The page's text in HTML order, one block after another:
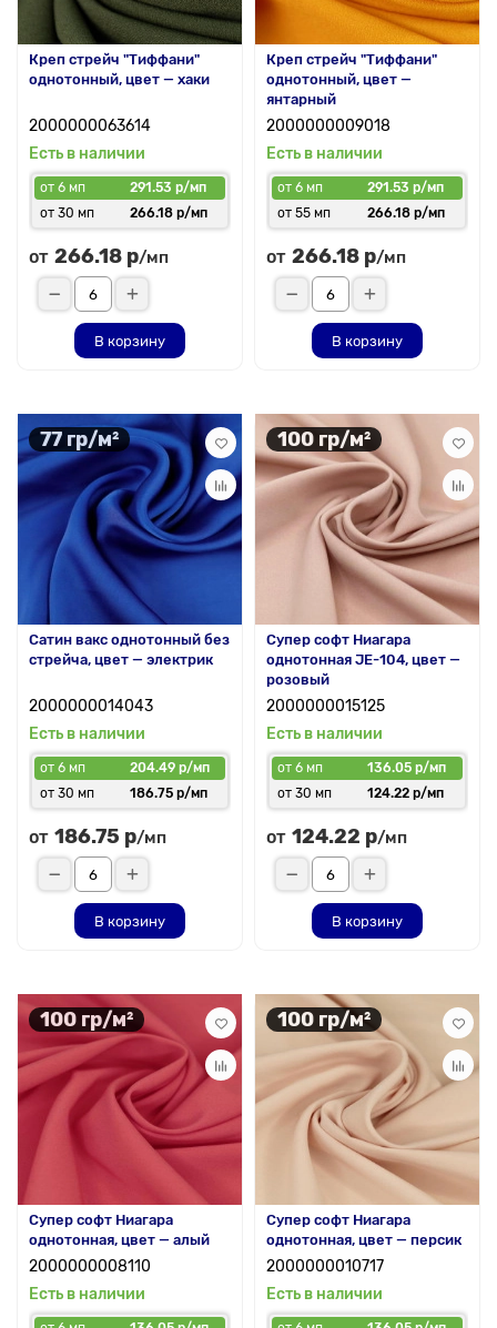
Креп стрейч "Тиффани"
однотонный, цвет — хаки
2000000063614
Есть в наличии
от 6 мп
291.53 р/мп
от 30 мп
266.18 р/мп
от 266.18 р/мп
В корзину
Креп стрейч "Тиффани"
однотонный, цвет —
янтарный
2000000009018
Есть в наличии
от 6 мп
291.53 р/мп
от 55 мп
266.18 р/мп
от 266.18 р/мп
В корзину
77 гр/м²
Сатин вакс однотонный без
стрейча, цвет — электрик
2000000014043
Есть в наличии
от 6 мп
204.49 р/мп
от 30 мп
186.75 р/мп
от 186.75 р/мп
В корзину
100 гр/м²
Супер софт Ниагара
однотонная JE-104, цвет —
розовый
2000000015125
Есть в наличии
от 6 мп
136.05 р/мп
от 30 мп
124.22 р/мп
от 124.22 р/мп
В корзину
100 гр/м²
Супер софт Ниагара
однотонная, цвет — алый
2000000008110
Есть в наличии
100 гр/м²
Супер софт Ниагара
однотонная, цвет — персик
2000000010717
Есть в наличии